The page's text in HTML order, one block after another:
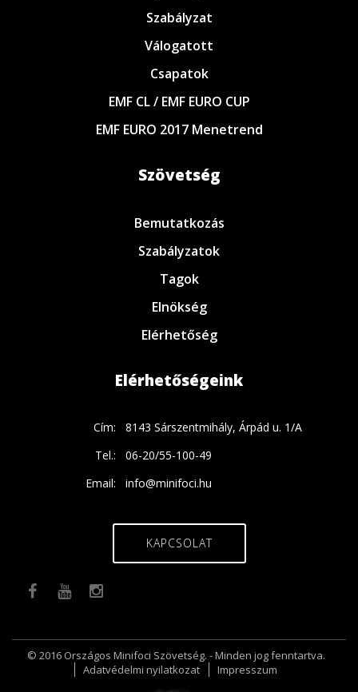
Szabályzat
Válogatott
Csapatok
EMF CL / EMF EURO CUP
EMF EURO 2017 Menetrend
Szövetség
Bemutatkozás
Szabályzatok
Tagok
Elnökség
Elérhetőség
Elérhetőségeink
Cím:
8143 Sárszentmihály, Árpád u. 1/A
Tel.:
06-20/55-100-49
Email:
info@minifoci.hu
KAPCSOLAT
© 2016 Országos Minifoci Szövetség. - Minden jog fenntartva.
Adatvédelmi nyilatkozat
Impresszum